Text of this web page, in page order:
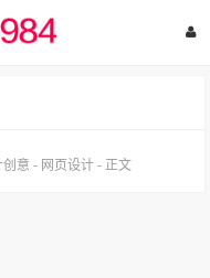
意 - 网页设计 - 正文